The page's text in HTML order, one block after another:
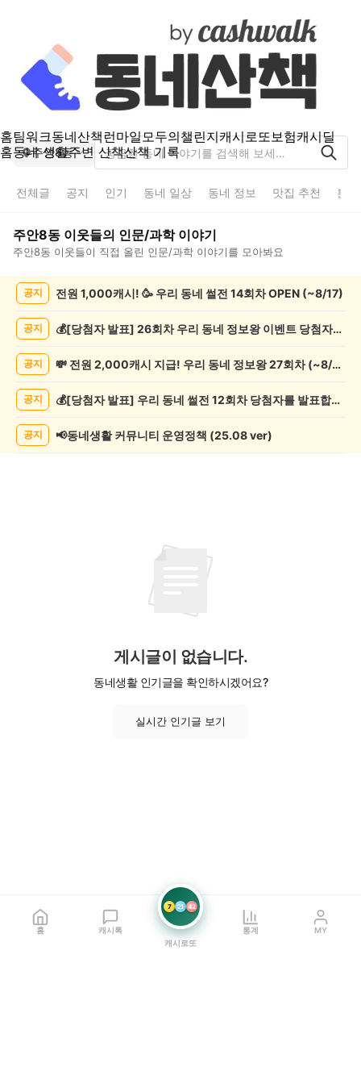
홈팀워크동네산책런마일모두의챌린지캐시로또보험캐시딜
홈동네 생활주변 산책산책 기록
주안8동
전체글 공지 인기 동네 일상 동네 정보 맛집 추천 분
주안8동 이웃들의 인문/과학이야기
주안8동 이웃들이 직접 올린 인문/과학 이야기를 모아봐요
문/
목
공지 전원 1,000캐시! 🥳 우리 동네 썰전 14회차 OPEN (~8/17)
공지 💰[당첨자 발표] 26회차 우리 동네 정보왕 이벤트 당첨자를 발표합니다!
공지 💸 전원 2,000캐시 지급! 우리 동네 정보왕 27회차 (~8/10)
공지 💰[당첨자 발표] 우리 동네 썰전 12회차 당첨자를 발표합니다!
공지 📢동네생활 커뮤니티 운영정책 (25.08 ver)
게시글이 없습니다.
동네생활 인기글을 확인하시겠어요?
실시간 인기글 보기
홈 캐시톡
7 21 42
캐시로또
통계 MY